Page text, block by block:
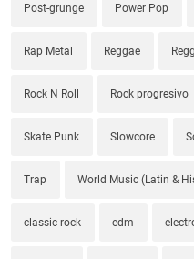
Post-grunge Power Pop
Rap Metal Reggae
Rock N Roll Rock progresivo
Skate Punk Slowcore
Trap World Music (Latin &
classic rock edm